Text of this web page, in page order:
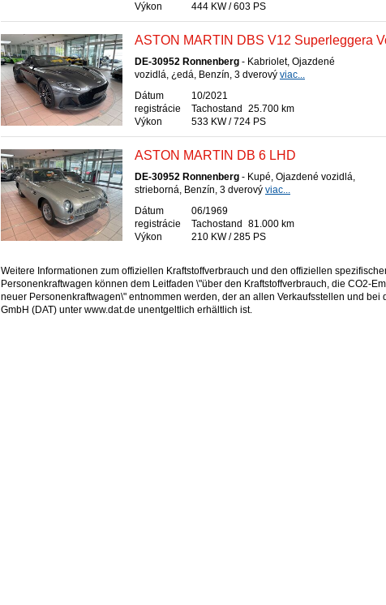
Výkon
444 KW / 603 PS
ASTON MARTIN DBS V12 Superleggera
DE-30952 Ronnenberg - Kabriolet, Ojazdené
vozidlá, ¿edá, Benzín, 3 dverový viac...
Dátum
registrácie
10/2021
Tachostand
25.700 km
Výkon
533 KW / 724 PS
ASTON MARTIN DB 6 LHD
DE-30952 Ronnenberg - Kupé, Ojazdené vozidlá,
strieborná, Benzín, 3 dverový viac...
Dátum
registrácie
06/1969
Tachostand
81.000 km
Výkon
210 KW / 285 PS
Weitere Informationen zum offiziellen Kraftstoffverbrauch und den offiziellen
Personenkraftwagen können dem Leitfaden \"über den Kraftstoffverbrauch, die CO2-
neuer Personenkraftwagen\" entnommen werden, der an allen Verkaufsstellen und bei
GmbH (DAT) unter www.dat.de unentgeltlich erhältlich ist.